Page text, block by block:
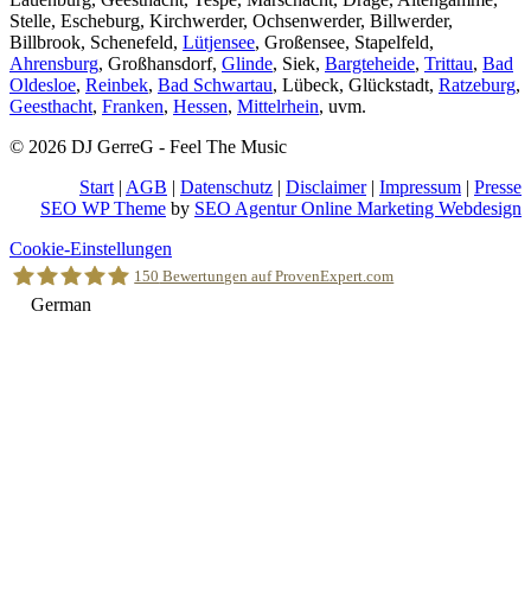
Stelle, Escheburg, Kirchwerder, Ochsenwerder, Billwerder,
Billbrook, Schenefeld, Lütjensee, Großensee, Stapelfeld,
Ahrensburg, Großhansdorf, Glinde, Siek, Bargteheide, Trittau, Bad
Oldesloe, Reinbek, Bad Schwartau, Lübeck, Glückstadt, Ratzeburg,
Geesthacht, Franken, Hessen, Mittelrhein, uvm.
© 2026 DJ GerreG - Feel The Music
Start | AGB | Datenschutz | Disclaimer| Impressum | Presse
SEO WP Theme by SEO Agentur Online Marketing Webdesign
Nach
oben
scrollen
Cookie-Einstellungen
150 Bewertungen auf ProvenExpert.com
German